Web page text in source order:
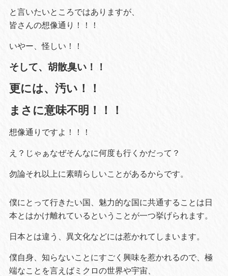
と言いたいところではありますが、
皆さんの想像通り！！！
いやー、怪しい！！
そして、胡散臭い！！
更には、汚い！！
まさに意味不明！！！
想像通りですよ！！！
え？じゃぁなぜそんなに何度も行くかだって？
勿論それ以上に素晴らしいことがあるからです。
僕にとって行きたい国、魅力的な国に共通することは日
本とはかけ離れているということが一つ挙げられます。
日本とは違う、異文化などには惹かれてしまいます。
僕自身、知らないことにすごく興味を惹かれるので、極
端なことを言えばミクロの世界や宇宙、